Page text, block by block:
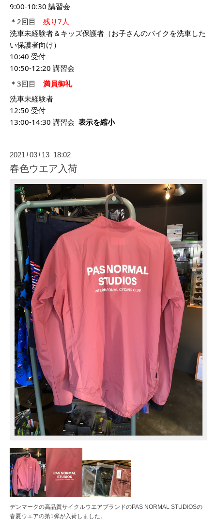
9:00-10:30 講習会
＊2回目 残り7人
洗車未経験者＆キッズ保護者（お子さんのバイクを洗車した
い保護者向け）
10:40 受付
10:50-12:20 講習会
＊3回目 満員御礼
洗車未経験者
12:50 受付
13:00-14:30 講習会 表示を縮小
2021 / 03 / 13 18:02
春色ウエア入荷
デンマークの高品質サイクルウエアブランドのPAS NORMAL STUDIOSの
春夏ウエアの第1弾が入荷しました。